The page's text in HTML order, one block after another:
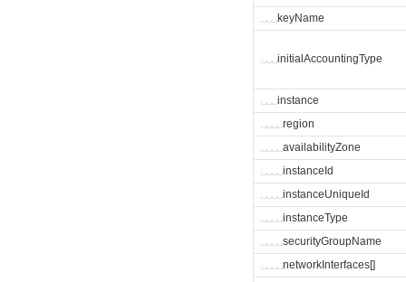
␣␣␣keyName
␣␣␣initialAccountingType
␣␣␣instance
␣␣␣␣region
␣␣␣␣availabilityZone
␣␣␣␣instanceId
␣␣␣␣instanceUniqueId
␣␣␣␣instanceType
␣␣␣␣securityGroupName
␣␣␣␣networkInterfaces[]